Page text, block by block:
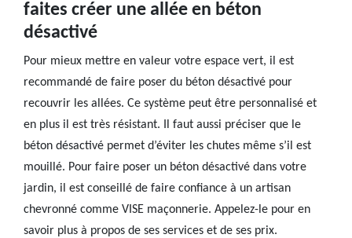
faites créer une allée en béton
désactivé
Pour mieux mettre en valeur votre espace vert, il est
recommandé de faire poser du béton désactivé pour
recouvrir les allées. Ce système peut être personnalisé et
en plus il est très résistant. Il faut aussi préciser que le
béton désactivé permet d’éviter les chutes même s’il est
mouillé. Pour faire poser un béton désactivé dans votre
jardin, il est conseillé de faire confiance à un artisan
chevronné comme VISE maçonnerie. Appelez-le pour en
savoir plus à propos de ses services et de ses prix.